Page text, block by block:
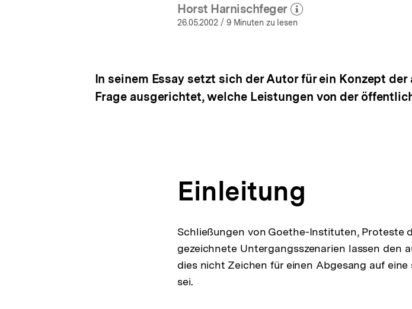
Horst Harnischfeger
(Mehr zum Autor)
öffnen
26.05.2002 / 9 Minuten zu lesen
In seinem Essay setzt sich der Autor für ein Konzept
Frage ausgerichtet, welche Leistungen von der
Einleitung
Schließungen von Goethe-Instituten, Proteste
gezeichnete Untergangsszenarien lassen den
dies nicht Zeichen für einen Abgesang auf
sei.